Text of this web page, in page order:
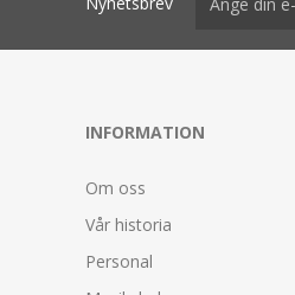
INFORMATION
Om oss
Vår historia
Personal